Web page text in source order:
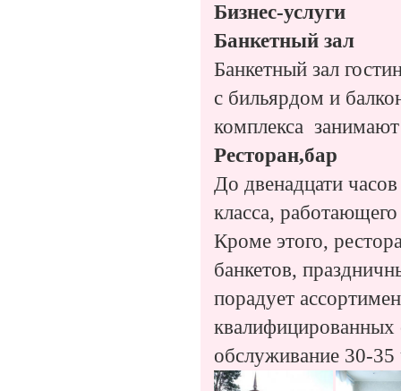
Бизнес-услуги
Банкетный зал
Банкетный зал
с бильярдом и
комплекса
Ресторан,бар
До двенадцати
класса,
Кроме этого,
банкетов,
порадует
квалифицированных
обслуживание 30-35